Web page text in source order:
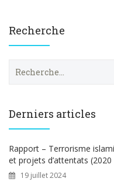
Recherche
e
h
e
r
Derniers articles
Rapport – Terrorisme
et projets d’attentats
19 juillet 2024